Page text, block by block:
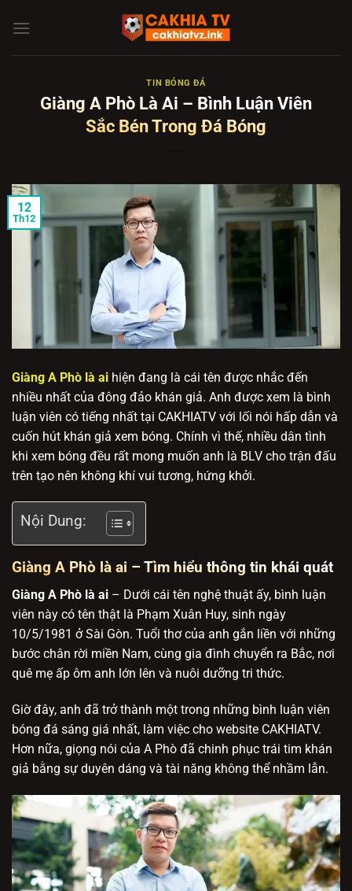
đến
TIN BÓNG ĐÁ
Giàng A Phò Là Ai – Bình Luận Viên
Sắc Bén Trong Đá Bóng
12
Th12
Giàng A Phò là ai hiện đang là cái tên được nhắc đến
nhiều nhất của đông đảo khán giả. Anh được xem là bình
luận viên có tiếng nhất tại CAKHIATV với lối nói hấp dẫn và
cuốn hút khán giả xem bóng. Chính vì thế, nhiều dân tình
khi xem bóng đều rất mong muốn anh là BLV cho trận đấu
trên tạo nên không khí vui tương, hứng khởi.
Nội Dung:
Giàng A Phò là ai – Tìm hiểu thông tin khái quát
Giàng A Phò là ai – Dưới cái tên nghệ thuật ấy, bình luận
viên này có tên thật là Phạm Xuân Huy, sinh ngày
10/5/1981 ở Sài Gòn. Tuổi thơ của anh gắn liền với những
bước chân rời miền Nam, cùng gia đình chuyển ra Bắc, nơi
quê mẹ ấp ôm anh lớn lên và nuôi dưỡng tri thức.
Giờ đây, anh đã trở thành một trong những bình luận viên
bóng đá sáng giá nhất, làm việc cho website CAKHIATV.
Hơn nữa, giọng nói của A Phò đã chinh phục trái tim khán
giả bằng sự duyên dáng và tài năng không thể nhầm lẫn.